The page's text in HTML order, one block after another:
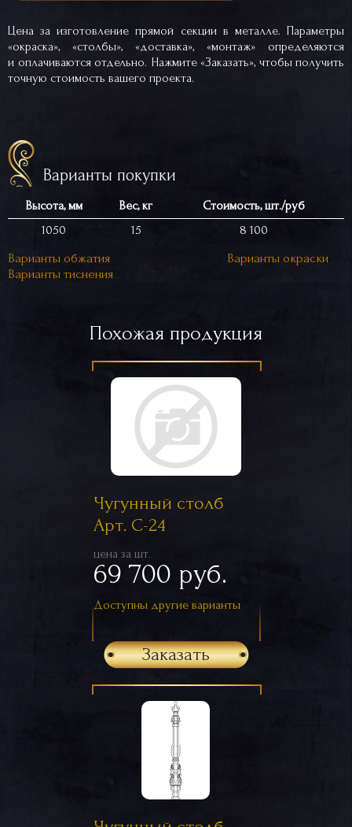
Цена за изготовление прямой секции в металле. Параметры
«окраска», «столбы», «доставка», «монтаж» определяются
и оплачиваются отдельно. Нажмите «Заказать», чтобы получить
точную стоимость вашего проекта.
Варианты покупки
Высота, мм Вес, кг
Стоимость, шт./руб
1050
15 8 100
Варианты обжатия
Варианты окраски
Варианты тиснения
Похожая продукция
Чугунный столб
Арт. С-24
цена за шт.
69 700 руб.
Доступны другие варианты
Заказать